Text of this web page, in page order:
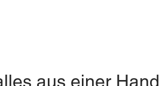
aus einer Hand